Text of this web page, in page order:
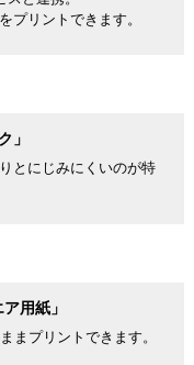
プリントできます。
」
とにじみにくいのが特
用紙」
まプリントできます。